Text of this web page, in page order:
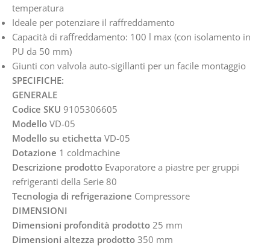
temperatura
Ideale per potenziare il raffreddamento
Capacità di raffreddamento: 100 l max (con isolamento in
PU da 50 mm)
Giunti con valvola auto-sigillanti per un facile montaggio
SPECIFICHE:
GENERALE
Codice SKU 9105306605
Modello VD-05
Modello su etichetta VD-05
Dotazione 1 coldmachine
Descrizione prodotto Evaporatore a piastre per gruppi
refrigeranti della Serie 80
Tecnologia di refrigerazione Compressore
DIMENSIONI
Dimensioni profondità prodotto 25 mm
Dimensioni altezza prodotto 350 mm